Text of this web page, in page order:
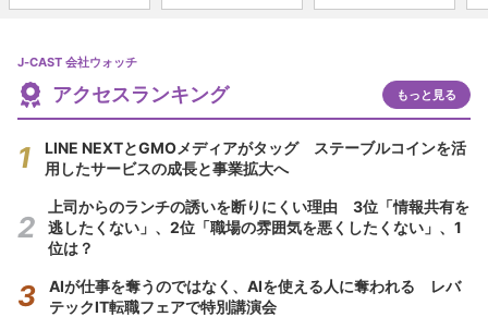
J-CAST 会社ウォッチ
アクセスランキング もっと見る
LINE NEXTとGMOメディアがタッグ ステーブルコインを活
用したサービスの成長と事業拡大へ
上司からのランチの誘いを断りにくい理由 3位「情報共有を
逃したくない」、2位「職場の雰囲気を悪くしたくない」、1
位は？
AIが仕事を奪うのではなく、AIを使える人に奪われる レバ
テックIT転職フェアで特別講演会